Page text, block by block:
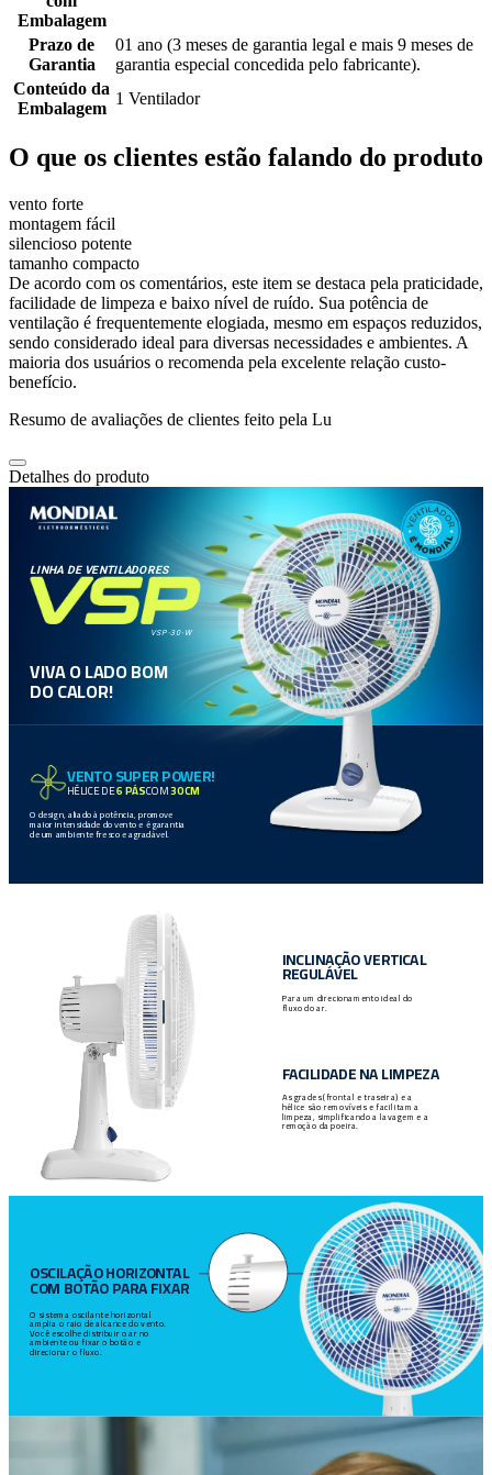
Embalagem
Prazo de
Garantia
01 ano (3 meses de garantia legal e mais 9 meses de
garantia especial concedida pelo fabricante).
Conteúdo da
Embalagem
1 Ventilador
O que os clientes estão falando do produto
vento forte
montagem fácil
silencioso potente
tamanho compacto
De acordo com os comentários, este item se destaca pela praticidade,
facilidade de limpeza e baixo nível de ruído. Sua potência de
ventilação é frequentemente elogiada, mesmo em espaços reduzidos,
sendo considerado ideal para diversas necessidades e ambientes. A
maioria dos usuários o recomenda pela excelente relação custo-
benefício.
Resumo de avaliações de clientes feito pela Lu
Detalhes do produto